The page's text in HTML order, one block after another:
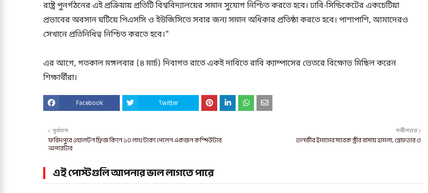
রাষ্ট্র পুনর্গঠনের এই প্রক্রিয়ায় প্রতিটি বিশ্ববিদ্যালয়ের সমান সুযোগ নিশ্চিত করতে হবে। ঢাবি-সিন্ডিকেটের একচেটিয়া
প্রভাবের অবসান ঘটিয়ে পিএসসি ও ইউজিসিতে সবার জন্য সমান অধিকার প্রতিষ্ঠা করতে হবে। পাশাপাশি, আমাদেরও
সেখানে প্রতিনিধিত্ব নিশ্চিত করতে হবে।"
এর আগে, গতকাল মঙ্গলবার (৪ মার্চ) দিবাগত রাতে একই দাবিতে রাবি ক্যাম্পাসের ভেতরে বিক্ষোভ মিছিল করেন
শিক্ষার্থীরা।
Facebook Twitter
নবীনতর
তানভীর ইমামের সাবেক স্ত্রীর বাসায় হামলা, গ্রেফতার ৩
পূর্বতন
ফরিদপুরে ওয়ালটন ফ্রিজ কিনে ১০ লাখ টাকা পেলেন একজন কম্পিউটার
অপরেটার
এই পোস্টগুলি আপনার ভাল লাগতে পারে